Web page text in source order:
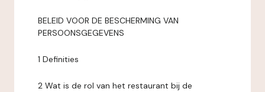
BELEID VOOR DE BESCHERMING VAN
PERSOONSGEGEVENS
1 Definities
2 Wat is de rol van het restaurant bij de